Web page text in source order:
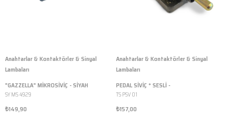
Anahtarlar & Kontaktörler & Sinyal
Lambaları
"GAZZELLA" MİKROSİVİÇ - SİYAH
SY MS 4929
₺149,90
Anahtarlar & Kontaktörler & Sinyal
Lambaları
PEDAL SİVİÇ * SESLİ -
TS PSV 01
₺157,00